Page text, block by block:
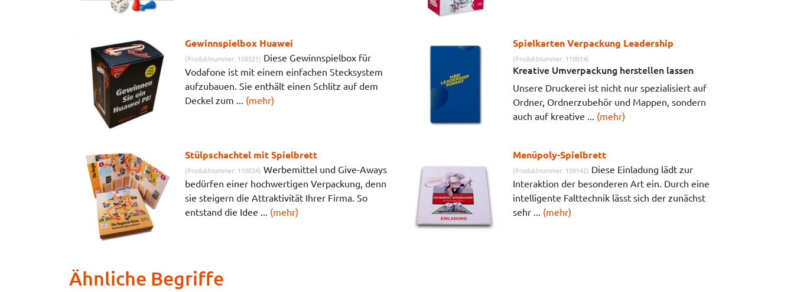
Gewinnspielbox Huawei
(Produktnummer: 108521) Diese Gewinnspielbox für
Vodafone ist mit einem einfachen Stecksystem
aufzubauen. Sie enthält einen Schlitz auf dem
Deckel zum ... (mehr)
Spielkarten Verpackung Leadership
(Produktnummer: 110014)
Kreative Umverpackung herstellen lassen
Unsere Druckerei ist nicht nur spezialisiert auf
Ordner, Ordnerzubehör und Mappen, sondern
auch auf kreative ... (mehr)
Stülpschachtel mit Spielbrett
(Produktnummer: 110034) Werbemittel und Give-Aways
bedürfen einer hochwertigen Verpackung, denn
sie steigern die Attraktivität Ihrer Firma. So
entstand die Idee ... (mehr)
Menüpoly-Spielbrett
(Produktnummer: 109142) Diese Einladung lädt zur
Interaktion der besonderen Art ein. Durch eine
intelligente Falttechnik lässt sich der zunächst
sehr ... (mehr)
Ähnliche Begriffe